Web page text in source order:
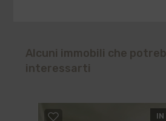
Alcuni immobili che
interessarti
IN